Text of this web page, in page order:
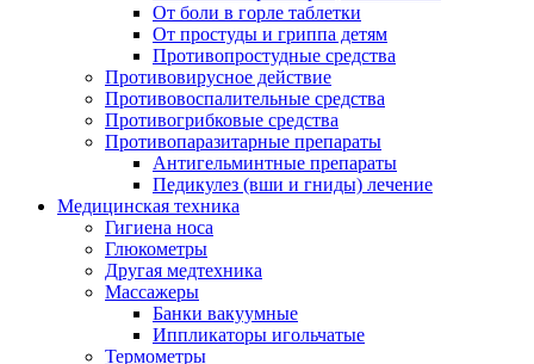
От боли в горле таблетки
От простуды и гриппа детям
Противопростудные средства
Противовирусное действие
Противовоспалительные средства
Противогрибковые средства
Противопаразитарные препараты
Антигельминтные препараты
Педикулез (вши и гниды) лечение
Медицинская техника
Гигиена носа
Глюкометры
Другая медтехника
Массажеры
Банки вакуумные
Иппликаторы игольчатые
Термометры